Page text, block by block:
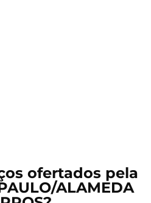
ofertados pela
ALAMEDA